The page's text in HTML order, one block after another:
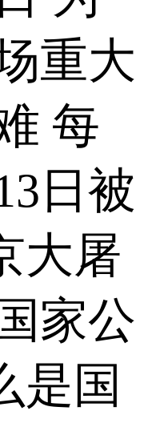
重大
每
日被
大屠
家公
是国